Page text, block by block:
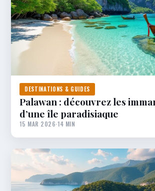
DESTINATIONS & GUIDES
Palawan : découvrez les
d’une île paradisiaque
15 MAR 2026·14 MIN